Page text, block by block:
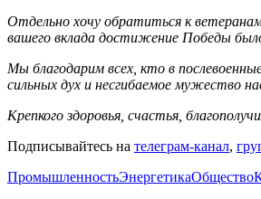
Отдельно хочу обратиться к
вашего вклада достижение Победы
Мы благодарим всех, кто в
сильных дух и несгибаемое мужество
Крепкого здоровья, счастья,
Подписывайтесь на телеграм-канал,
ПромышленностьЭнергетикаОбщество